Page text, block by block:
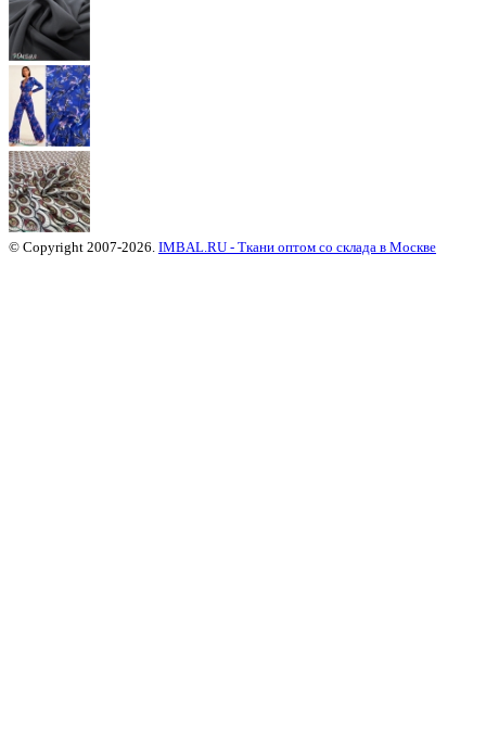
© Copyright 2007-2026. IMBAL.RU - Ткани оптом со склада в Москве